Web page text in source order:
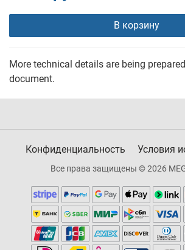
В корзину
More technical details are being
document.
Конфиденциальность Условия
Все права защищены © 2026